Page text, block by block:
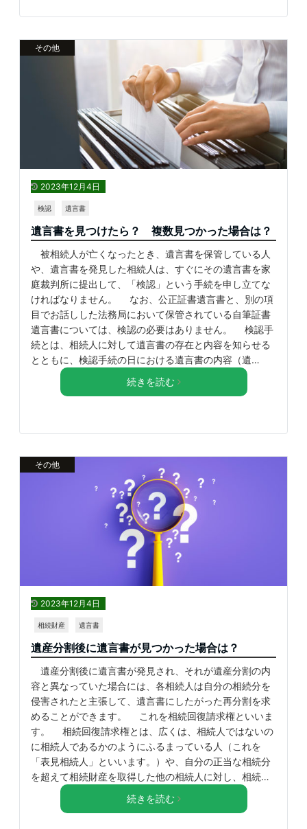
その他
2023年12月4日
検認 遺言書
遺言書を見つけたら？ 複数見つかった場合は？
被相続人が亡くなったとき、遺言書を保管している人
や、遺言書を発見した相続人は、すぐにその遺言書を家
庭裁判所に提出して、「検認」という手続を申し立てな
ければなりません。 なお、公正証書遺言書と、別の項
目でお話しした法務局において保管されている自筆証書
遺言書については、検認の必要はありません。 検認手
続とは、相続人に対して遺言書の存在と内容を知らせる
とともに、検認手続の日における遺言書の内容（遺…
続きを読む
その他
2023年12月4日
相続財産 遺言書
遺産分割後に遺言書が見つかった場合は？
遺産分割後に遺言書が発見され、それが遺産分割の内
容と異なっていた場合には、各相続人は自分の相続分を
侵害されたと主張して、遺言書にしたがった再分割を求
めることができます。 これを相続回復請求権といいま
す。 相続回復請求権とは、広くは、相続人ではないの
に相続人であるかのようにふるまっている人（これを
「表見相続人」といいます。）や、自分の正当な相続分
を超えて相続財産を取得した他の相続人に対し、相続…
続きを読む